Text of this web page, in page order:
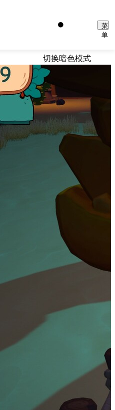
切换暗色模式
菜
单